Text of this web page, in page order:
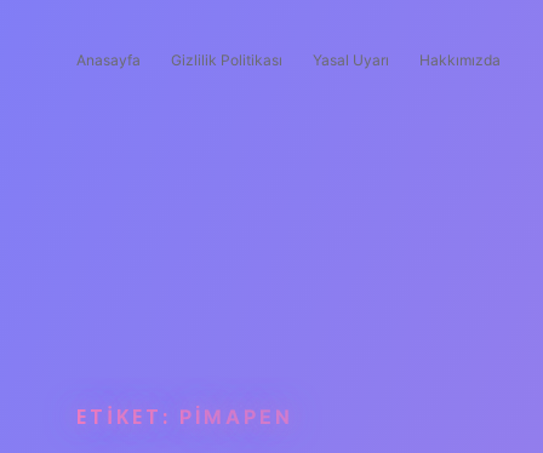
Anasayfa Gizlilik Politikası Yasal Uyarı Hakkımızda
ETIKET: PIMAPEN